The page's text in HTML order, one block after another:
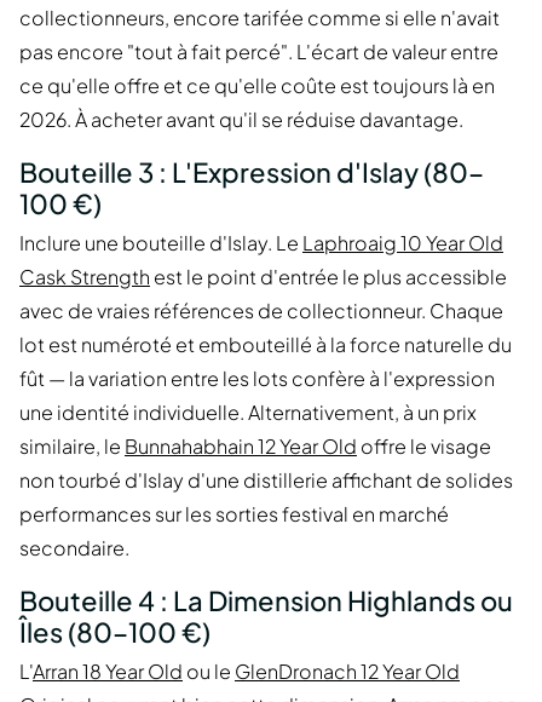
collectionneurs, encore tarifée comme si elle n'avait
pas encore "tout à fait percé". L'écart de valeur entre
ce qu'elle offre et ce qu'elle coûte est toujours là en
2026. À acheter avant qu'il se réduise davantage.
Bouteille 3 : L'Expression d'Islay (80–
100 €)
Inclure une bouteille d'Islay. Le Laphroaig 10 Year Old
Cask Strength est le point d'entrée le plus accessible
avec de vraies références de collectionneur. Chaque
lot est numéroté et embouteillé à la force naturelle du
fût — la variation entre les lots confère à l'expression
une identité individuelle. Alternativement, à un prix
similaire, le Bunnahabhain 12 Year Old offre le visage
non tourbé d'Islay d'une distillerie affichant de solides
performances sur les sorties festival en marché
secondaire.
Bouteille 4 : La Dimension Highlands ou
Îles (80–100 €)
L'Arran 18 Year Old ou le GlenDronach 12 Year Old